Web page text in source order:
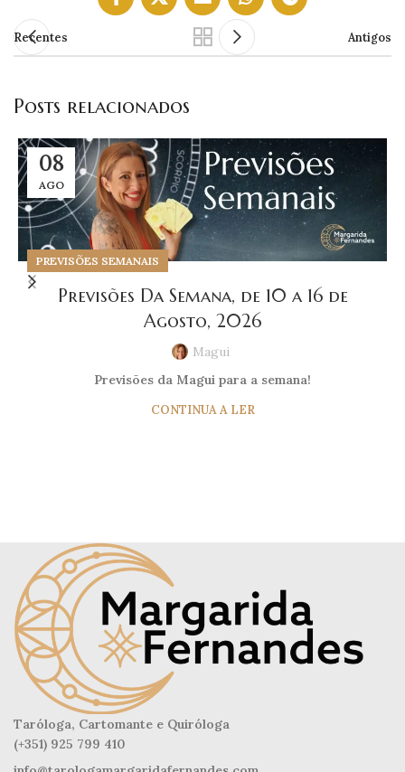
Recentes Antigos
Posts relacionados
08
AGO
PREVISÕES SEMANAIS
Previsões Da Semana, de 10 a 16 de
Agosto, 2026
Magui
Previsões da Magui para a semana!
CONTINUA A LER
Taróloga, Cartomante e Quiróloga
(+351) 925 799 410